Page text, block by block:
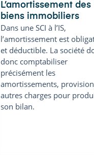
L’amortissement des
biens immobiliers
Dans une SCI à l’IS,
l’amortissement est
et déductible. La société
donc comptabiliser
précisément les
amortissements,
autres charges pour
son bilan.